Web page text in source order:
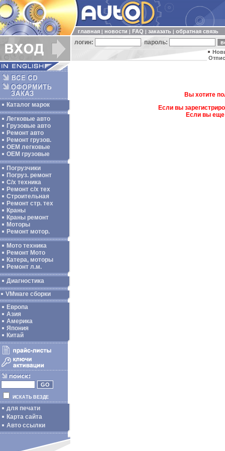
главная новости FAQ заказать обратная связь
логин: пароль:
Каталог марок
Легковые авто
Грузовые авто
Ремонт авто
Ремонт грузов.
ОЕМ легковые
OEM грузовые
Погрузчики
Погруз. ремонт
С/х техника
Ремонт с/х тех
Строительная
Ремонт стр. тех
Краны
Краны ремонт
Моторы
Ремонт мотор.
Мото техника
Ремонт Мото
Катера, моторы
Ремонт л.м.
Диагностика
VMware сборки
Европа
Азия
Америка
Япония
Китай
ИСКАТЬ ВЕЗДЕ
для печати
Карта сайта
Авто ссылки
Вы хотите
Если вы
Если вы еще